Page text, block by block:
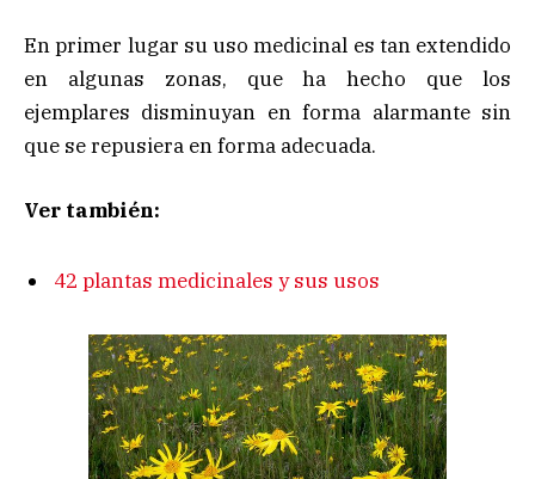
En primer lugar su uso medicinal es tan extendido
en algunas zonas, que ha hecho que los
ejemplares disminuyan en forma alarmante sin
que se repusiera en forma adecuada.
Ver también:
42 plantas medicinales y sus usos